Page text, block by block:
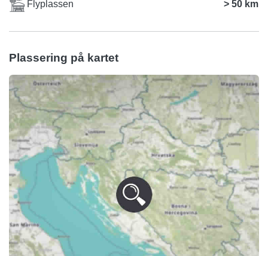
Flyplassen > 50 km
Plassering på kartet